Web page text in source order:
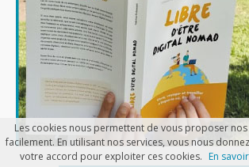
Les cookies nous permettent de vous proposer
facilement. En utilisant nos services, vous nous
votre accord pour exploiter ces cookies. En